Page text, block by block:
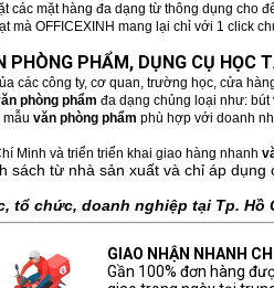
các mặt hàng đa dạng từ thông dụng cho
mà OFFICEXINH mang lại chỉ với 1 click
PHÒNG PHẨM, DỤNG CỤ HỌC
các công ty, cơ quan, trường học, cửa
phòng phẩm đa dạng chủng loại như: bút
văn phòng phẩm phù hợp với doanh
Minh và triển triển khai giao hàng nhanh
từ nhà sản xuất và chỉ áp
tổ chức, doanh nghiệp tại Tp. Hồ
GIAO NHẬN NHANH
Gần 100% đơn hàng